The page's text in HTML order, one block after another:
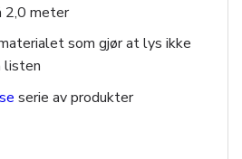
2,0 meter
som gjør at lys ikke
listen
serie av produkter